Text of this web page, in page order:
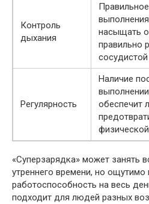
Контроль
дыхания
насыщать
правильно
Регулярность
Наличие
обеспечит
«Суперзарядка» может занять
утреннего времени, но ощутимо
работоспособность на весь
подходит для людей разных